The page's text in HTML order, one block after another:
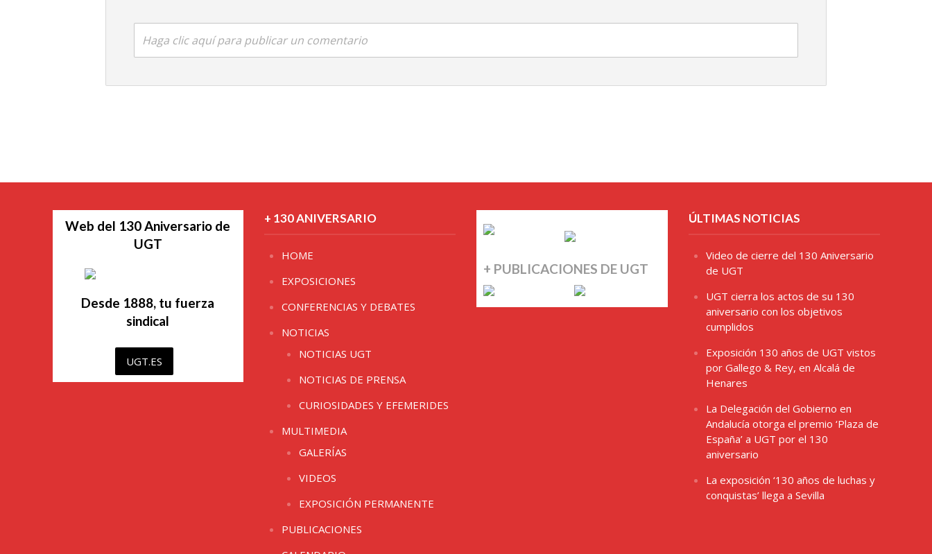
Haga clic aquí para publicar un comentario
Web del 130 Aniversario de
UGT
Desde 1888, tu fuerza
sindical
UGT.ES
+ 130 ANIVERSARIO
HOME
EXPOSICIONES
CONFERENCIAS Y DEBATES
NOTICIAS
NOTICIAS UGT
NOTICIAS DE PRENSA
CURIOSIDADES Y EFEMERIDES
MULTIMEDIA
GALERÍAS
VIDEOS
EXPOSICIÓN PERMANENTE
PUBLICACIONES
+ PUBLICACIONES DE UGT
ÚLTIMAS NOTICIAS
Video de cierre del 130 Aniversario
de UGT
UGT cierra los actos de su 130
aniversario con los objetivos
cumplidos
Exposición 130 años de UGT vistos
por Gallego & Rey, en Alcalá de
Henares
La Delegación del Gobierno en
Andalucía otorga el premio ‘Plaza de
España’ a UGT por el 130
aniversario
La exposición ‘130 años de luchas y
conquistas’ llega a Sevilla